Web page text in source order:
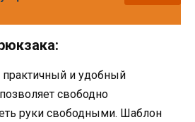
и удобный
свободно
руки свободными. Шаблон